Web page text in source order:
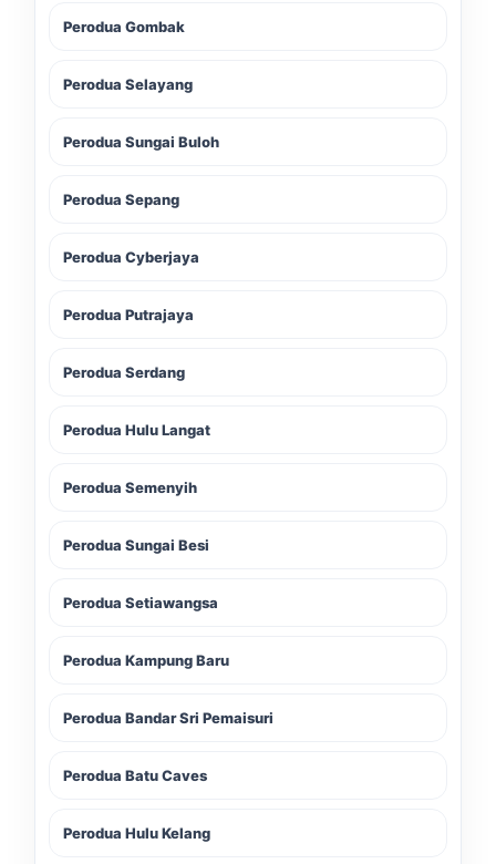
Perodua Gombak
Perodua Selayang
Perodua Sungai Buloh
Perodua Sepang
Perodua Cyberjaya
Perodua Putrajaya
Perodua Serdang
Perodua Hulu Langat
Perodua Semenyih
Perodua Sungai Besi
Perodua Setiawangsa
Perodua Kampung Baru
Perodua Bandar Sri Pemaisuri
Perodua Batu Caves
Perodua Hulu Kelang